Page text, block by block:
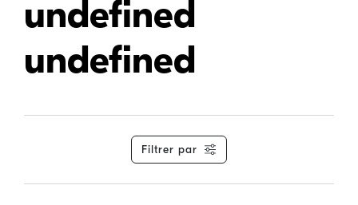
undefined
undefined
Filtrer par